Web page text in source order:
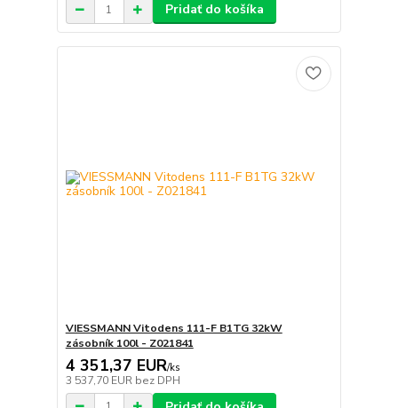
Pridať do košíka
VIESSMANN Vitodens 111-F B1TG 32kW
zásobník 100l - Z021841
4 351,37 EUR/ks
3 537,70 EUR bez DPH